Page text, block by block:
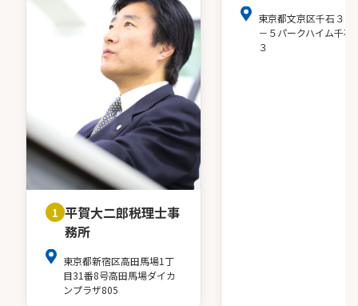
1 平賀大二郎税理士事
務所
東京都新宿区高田馬場1丁
目31番8号高田馬場ダイカ
ンプラザ805
東京都文京区千石３－
－５パークハイム千石
３